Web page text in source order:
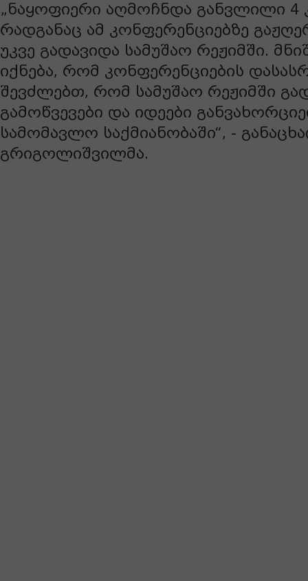
„ნაყოფიერი აღმოჩნდა განვლილი 4
რადგანაც ამ კონფერენციებზე
უკვე გადავიდა სამუშაო რეჟიმში.
იქნება, რომ კონფერენციების
შევძლებთ, რომ სამუშაო რეჟიმში
გამოწვევები და იდეები
სამომავლო საქმიანობაში“, -
გრიგოლიშვილმა.